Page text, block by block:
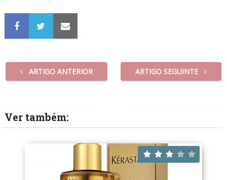
ARTIGO ANTERIOR ARTIGO SEGUINTE
Ver também: